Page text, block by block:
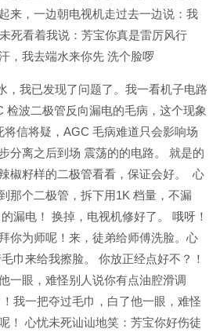
来，一边朝电视机走过去一边说：我
死看着我说：芳宝你真是雷厉风行
，我去端水来你先 洗个脸啰
，我已发现了问题了。我一看机子电路
检波二极管反向漏电的毛病，这个现象
信将疑，AGC 毛病难道只会影响场
分离之后到场 震荡的的电路。 就是的
椒籽样的二极管看看，保证会好。 心
那个二极管，拆下用1K 档量，不漏
漏电！ 换掉，电视机修好了。 哦呀！
你为师呢！来，徒弟给师傅洗脸。心
巾来给我擦脸。 你放正经点好不？！
一眼，难怪别人说你有点油腔滑调
我一把夺过毛巾，白了他一眼，难怪
！ 心忧未死讪讪地笑：芳宝你好伤徒